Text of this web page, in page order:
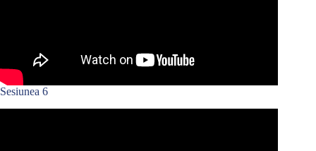
Sesiunea 6